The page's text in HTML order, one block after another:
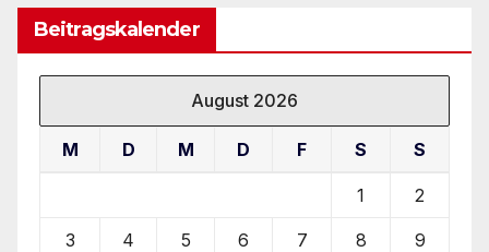
Beitragskalender
August 2026
M D M D F S S
1 2
3 4 5 6 7 8 9